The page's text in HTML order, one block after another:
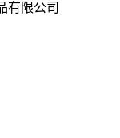
有限公司